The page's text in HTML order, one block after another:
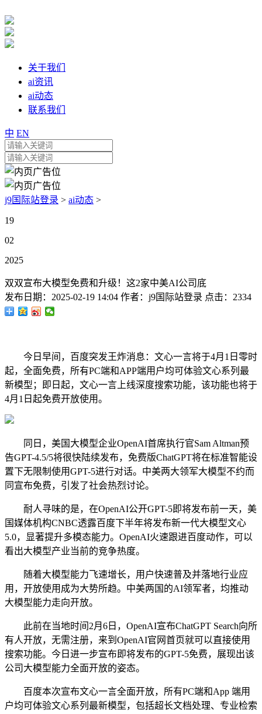
关于我们
ai资讯
ai动态
联系我们
中 EN
j9国际站登录 > ai动态 >
19
02
2025
双双宣布大模型免费和升级！这2家中美AI公司底
发布日期： 2025-02-19 14:04 作者： j9国际站登录 点击： 2334
今日早间，百度突发王炸消息：文心一言将于4月1日零时
起，全面免费，所有PC端和APP端用户均可体验文心系列最
新模型；即日起，文心一言上线深度搜索功能，该功能也将于
4月1日起免费开放使用。
同日，美国大模型企业OpenAI首席执行官Sam Altman预
告GPT-4.5/5将很快陆续发布，免费版ChatGPT将在标准智能设
置下无限制使用GPT-5进行对话。中美两大领军大模型不约而
同宣布免费，引发了社会热烈讨论。
耐人寻味的是，在OpenAI公开GPT-5即将发布前一天，美
国媒体机构CNBC透露百度下半年将发布新一代大模型文心
5.0，显著提升多模态能力。OpenAI火速跟进百度动作，可以
看出大模型产业当前的竞争热度。
随着大模型能力飞速增长，用户快速普及并落地行业应
用，开放使用成为大势所趋。中美两国的AI领军者，均推动
大模型能力走向开放。
此前在当地时间2月6日，OpenAI宣布ChatGPT Search向所
有人开放，无需注册，来到OpenAI官网首页就可以直接使用
搜索功能。今日进一步宣布即将发布的GPT-5免费，展现出该
公司大模型能力全面开放的姿态。
百度本次宣布文心一言全面开放，所有PC端和App 端用
户均可体验文心系列最新模型，包括超长文档处理、专业检索